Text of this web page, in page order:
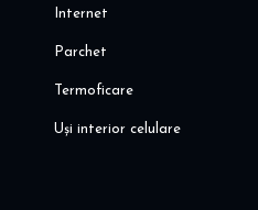
Internet
Parchet
Termoficare
Uși interior celulare